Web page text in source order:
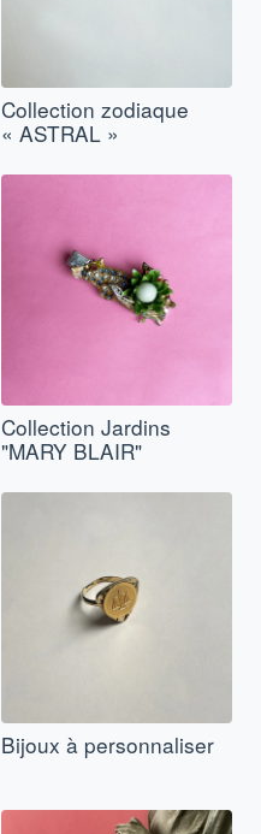
Collection zodiaque
« ASTRAL »
Collection Jardins
"MARY BLAIR"
Bijoux à personnaliser